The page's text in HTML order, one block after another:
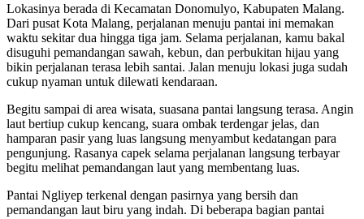
Lokasinya berada di Kecamatan Donomulyo, Kabupaten Malang.
Dari pusat Kota Malang, perjalanan menuju pantai ini memakan
waktu sekitar dua hingga tiga jam. Selama perjalanan, kamu bakal
disuguhi pemandangan sawah, kebun, dan perbukitan hijau yang
bikin perjalanan terasa lebih santai. Jalan menuju lokasi juga sudah
cukup nyaman untuk dilewati kendaraan.
Begitu sampai di area wisata, suasana pantai langsung terasa. Angin
laut bertiup cukup kencang, suara ombak terdengar jelas, dan
hamparan pasir yang luas langsung menyambut kedatangan para
pengunjung. Rasanya capek selama perjalanan langsung terbayar
begitu melihat pemandangan laut yang membentang luas.
Pantai Ngliyep terkenal dengan pasirnya yang bersih dan
pemandangan laut biru yang indah. Di beberapa bagian pantai